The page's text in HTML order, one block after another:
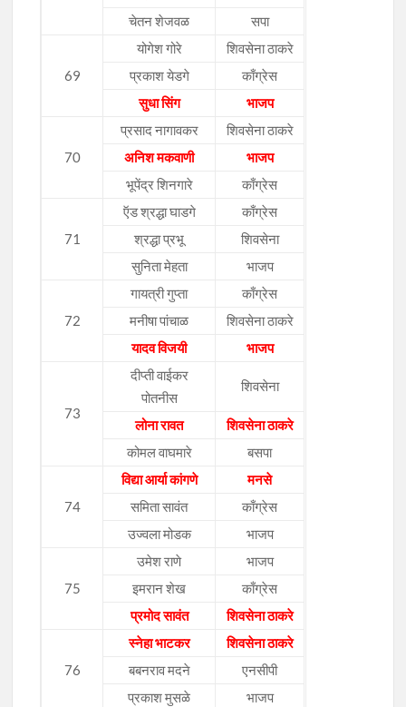
चेतन शेजवळ
सपा
69
योगेश गोरे
शिवसेना ठाकरे
प्रकाश येडगे
काँग्रेस
सुधा सिंग
भाजप
70
प्रसाद नागावकर
शिवसेना ठाकरे
अनिश मकवाणी
भाजप
भूपेंद्र शिनगारे
काँग्रेस
71
ऍड श्रद्धा घाडगे
काँग्रेस
श्रद्धा प्रभू
शिवसेना
सुनिता मेहता
भाजप
72
गायत्री गुप्ता
काँग्रेस
मनीषा पांचाळ
शिवसेना ठाकरे
यादव विजयी
भाजप
73
दीप्ती वाईकर
पोतनीस
शिवसेना
लोना रावत
शिवसेना ठाकरे
कोमल वाघमारे
बसपा
74
विद्या आर्या कांगणे
मनसे
समिता सावंत
काँग्रेस
उज्वला मोडक
भाजप
75
उमेश राणे
भाजप
इमरान शेख
काँग्रेस
प्रमोद सावंत
शिवसेना ठाकरे
76
स्नेहा भाटकर
शिवसेना ठाकरे
बबनराव मदने
एनसीपी
प्रकाश मुसळे
भाजप